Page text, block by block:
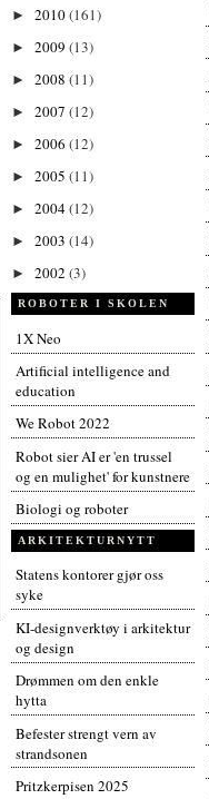
► 2010(161)
► 2009 (13)
► 2008 (11)
► 2007 (12)
► 2006 (12)
► 2005 (11)
► 2004(12)
► 2003 (14)
► 2002 (3)
ROBOTER I SKOLEN
1X Neo
Artificial intelligence and
education
We Robot 2022
Robot sier AI er 'en trussel
og en mulighet' for kunstnere
Biologi og roboter
ARKITEKTURNYTT
Statens kontorer gjør oss
syke
KI-designverktøy i arkitektur
og design
Drømmen om den enkle
hytta
Befester strengt vern av
strandsonen
Pritzkerpisen 2025